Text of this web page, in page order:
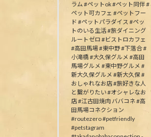
ラム #ペットok #ペット同伴 #
ペット可カフェ #ペットフー
ド #ペットパラダイス #ペッ
トのいる生活 #旅ダイニング
ルートゼロ #ビストロカフェ
#高田馬場 #東中野 #下落合 #
小滝橋 #大久保グルメ #高田
馬場グルメ #東中野グルメ #
新大久保グルメ #新大久保 #
おしゃれなお店 #旅好きな人
と繋がりたい #オシャレなお
店 #江古田焼肉 ババコネ #高
田馬場コネクション
#routezero #petfriendly
#petstagram